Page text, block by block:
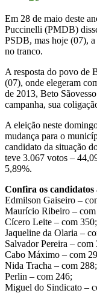
Em 28 de maio deste
Puccinelli (PMDB)
PSDB, mas hoje (07),
no tranco.
A resposta do povo de
(07), onde elegeram
de 2013, Beto
campanha, sua
A eleição neste
mudança para o
candidato da situação
teve 3.067 votos –
5,89%.
Confira os
Edmilson Gaiseiro –
Maurício Ribeiro – com
Cícero Leite – com 350;
Jaqueline da Olaria –
Salvador Pereira – com
Cabo Máximo – com
Nida Tracha – com 288;
Perlin – com 246;
Miguel do Sindicato –